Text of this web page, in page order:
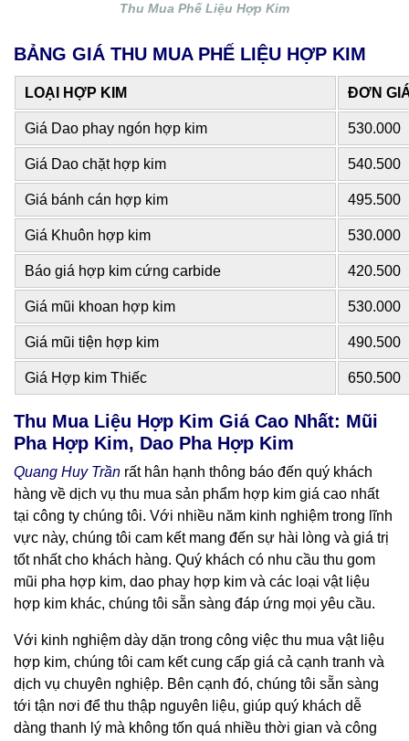
Thu Mua Phế Liệu Hợp Kim
BẢNG GIÁ THU MUA PHẾ LIỆU HỢP KIM
LOẠI HỢP KIM ĐƠN
Giá Dao phay ngón hợp kim 530.000
Giá Dao chặt hợp kim 540.500
Giá bánh cán hợp kim 495.500
Giá Khuôn hợp kim 530.000
Báo giá hợp kim cứng carbide 420.500
Giá mũi khoan hợp kim 530.000
Giá mũi tiện hợp kim 490.500
Giá Hợp kim Thiếc 650.500
Thu Mua Liệu Hợp Kim Giá Cao Nhất: Mũi
Pha Hợp Kim, Dao Pha Hợp Kim
Quang Huy Trần rất hân hạnh thông báo đến quý khách
hàng về dịch vụ thu mua sản phẩm hợp kim giá cao nhất
tại công ty chúng tôi. Với nhiều năm kinh nghiệm trong lĩnh
vực này, chúng tôi cam kết mang đến sự hài lòng và giá trị
tốt nhất cho khách hàng. Quý khách có nhu cầu thu gom
mũi pha hợp kim, dao phay hợp kim và các loại vật liệu
hợp kim khác, chúng tôi sẵn sàng đáp ứng mọi yêu cầu.
Với kinh nghiệm dày dặn trong công việc thu mua vật liệu
hợp kim, chúng tôi cam kết cung cấp giá cả cạnh tranh và
dịch vụ chuyên nghiệp. Bên cạnh đó, chúng tôi sẵn sàng
tới tận nơi để thu thập nguyên liệu, giúp quý khách dễ
dàng thanh lý mà không tốn quá nhiều thời gian và công